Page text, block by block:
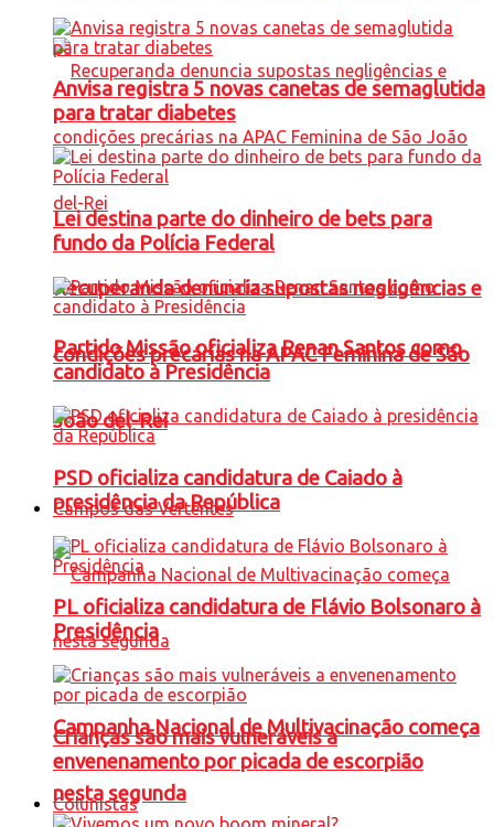
Recuperanda denuncia supostas negligências e
condições precárias na APAC Feminina de São
João del-Rei
Campos das Vertentes
Campanha Nacional de Multivacinação começa
nesta segunda
Anvisa registra 5 novas canetas de semaglutida
para tratar diabetes
Lei destina parte do dinheiro de bets para
fundo da Polícia Federal
Partido Missão oficializa Renan Santos como
candidato à Presidência
PSD oficializa candidatura de Caiado à
presidência da República
PL oficializa candidatura de Flávio Bolsonaro à
Presidência
Crianças são mais vulneráveis a
envenenamento por picada de escorpião
Colunistas